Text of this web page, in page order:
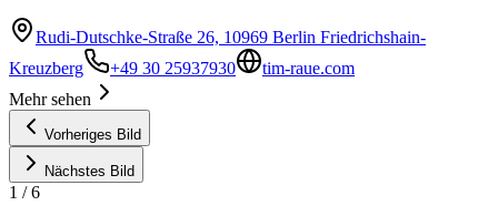
Rudi-Dutschke-Straße 26, 10969 Berlin Friedrichshain-
Kreuzberg
+49 30 25937930
tim-raue.com
Mehr sehen
Vorheriges Bild
Nächstes Bild
1 /6